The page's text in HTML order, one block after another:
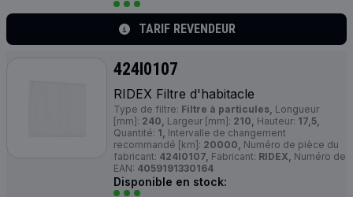
TARIF REVENDEUR
424I0107
RIDEX Filtre d'habitacle
Type de filtre: Filtre à particules, Longueur
[mm]: 240, Largeur [mm]: 210, Hauteur: 17,5,
Quantité: 1, Intervalle de changement
recommandé [km]: 20000, Numéro de pièce du
fabricant: 424I0107, Fabricant: RIDEX, Numéro de
EAN: 4059191330164
Disponible en stock: